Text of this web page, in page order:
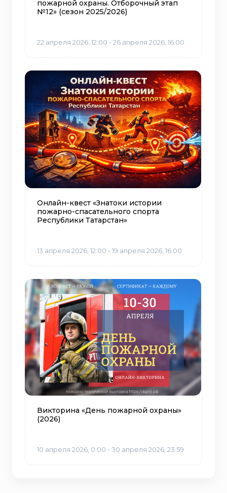
пожарной охраны. Отборочный этап
№12» (сезон 2025/2026)
22 апреля 2026, 12:00 - 26 апреля 2026, 16:00
Онлайн-квест «Знатоки истории
пожарно-спасательного спорта
Республики Татарстан»
13 апреля 2026, 12:00 - 19 апреля 2026, 16:00
Викторина «День пожарной охраны»
(2026)
10 апреля 2026, 0:00 - 30 апреля 2026, 23:59